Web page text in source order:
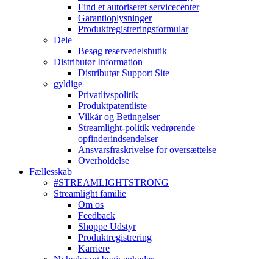
Find et autoriseret servicecenter
Garantioplysninger
Produktregistreringsformular
Dele
Besøg reservedelsbutik
Distributør Information
Distributør Support Site
gyldige
Privatlivspolitik
Produktpatentliste
Vilkår og Betingelser
Streamlight-politik vedrørende
opfinderindsendelser
Ansvarsfraskrivelse for oversættelse
Overholdelse
Fællesskab
#STREAMLIGHTSTRONG
Streamlight familie
Om os
Feedback
Shoppe Udstyr
Produktregistrering
Karriere